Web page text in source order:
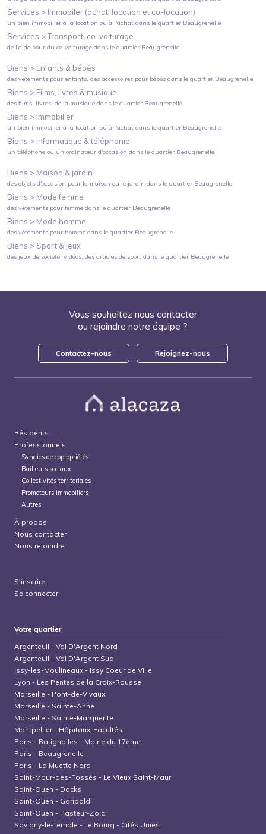
Services > Immobiler (achat, location et co-location)
un bien immobilier à la location ou à l'achat dans le quartier Beaugrenelle
Services >Transport, co-voiturage
de l'aide pour du co-voiturage dans le quartier Beaugrenelle
Biens > Enfants & bébés
des vêtements pour enfants, des accessoires pour bébés dans le quartier Beaugrenelle
Biens > Films, livres & musique
des films, livres, de la musique dans le quartier Beaugrenelle
Biens > Immobilier
un bien immobilier à la location ou à l'achat dans le quartier Beaugrenelle
Biens > Informatique & téléphonie
un téléphone ou un ordinateur d'occasion dans le quartier Beaugrenelle
Biens > Maison & jardin
des objets d'occasion pour la maison ou le jardin dans le quartier Beaugrenelle
Biens > Mode femme
des vêtements pour femme dans le quartier Beaugrenelle
Biens > Mode homme
des vêtements pour homme dans le quartier Beaugrenelle
Biens > Sport & jeux
des jeux de société, vidéos, des articles de sport dans le quartier Beaugrenelle
Vous souhaitez nous contacter
ou rejoindre notre équipe ?
Contactez-nous Rejoignez-nous
Résidents
Professionnels
Syndics de copropriétés
Bailleurs sociaux
Collectivités territoriales
Promoteurs immobiliers
Autres
À propos
Nous contacter
Nous rejoindre
S'inscrire
Se connecter
Votre quartier
Argenteuil -Val D'Argent Nord
Argenteuil -Val D'Argent Sud
Issy-les-Moulineaux - Issy Coeur de Ville
Lyon - Les Pentes de la Croix-Rousse
Marseille - Pont-de-Vivaux
Marseille - Sainte-Anne
Marseille - Sainte-Marguerite
Montpellier- Hôpitaux-Facultés
Paris - Batignolles - Mairie du 17ème
Paris - Beaugrenelle
Paris - La Muette Nord
Saint-Maur-des-Fossés - Le Vieux Saint-Maur
Saint-Ouen - Docks
Saint-Ouen - Garibaldi
Saint-Ouen - Pasteur-Zola
Savigny-le-Temple - Le Bourg - Cités Unies